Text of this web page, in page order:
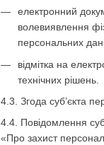
електронний
волевиявлення
персональних
відмітка на
технічних рішень.
4.3. Згода суб’єкта
4.4. Повідомлення
«Про захист